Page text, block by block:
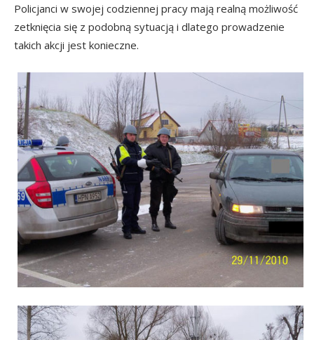
Policjanci w swojej codziennej pracy mają realną możliwość
zetknięcia się z podobną sytuacją i dlatego prowadzenie
takich akcji jest konieczne.